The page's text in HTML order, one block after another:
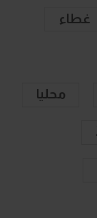
غطاء
محليا